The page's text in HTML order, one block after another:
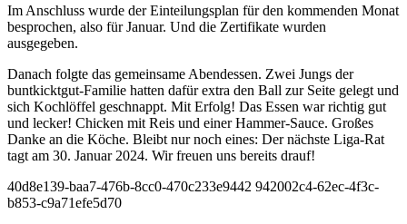
Im Anschluss wurde der Einteilungsplan für den kommenden Monat
besprochen, also für Januar. Und die Zertifikate wurden
ausgegeben.
Danach folgte das gemeinsame Abendessen. Zwei Jungs der
buntkicktgut-Familie hatten dafür extra den Ball zur Seite gelegt und
sich Kochlöffel geschnappt. Mit Erfolg! Das Essen war richtig gut
und lecker! Chicken mit Reis und einer Hammer-Sauce. Großes
Danke an die Köche. Bleibt nur noch eines: Der nächste Liga-Rat
tagt am 30. Januar 2024. Wir freuen uns bereits drauf!
40d8e139-baa7-476b-8cc0-470c233e9442 942002c4-62ec-4f3c-
b853-c9a71efe5d70